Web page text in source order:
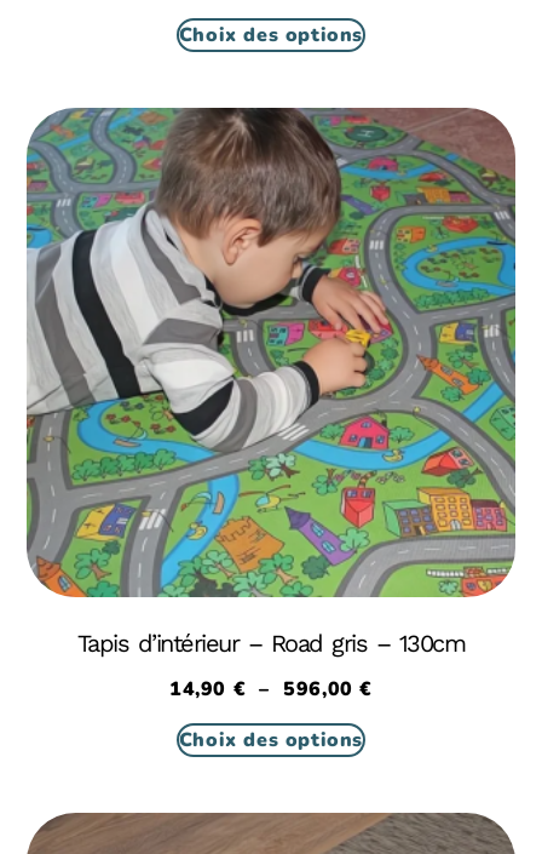
Choix des options
Tapis d’intérieur – Road gris – 130cm
14,90 € – 596,00€
Choix des options